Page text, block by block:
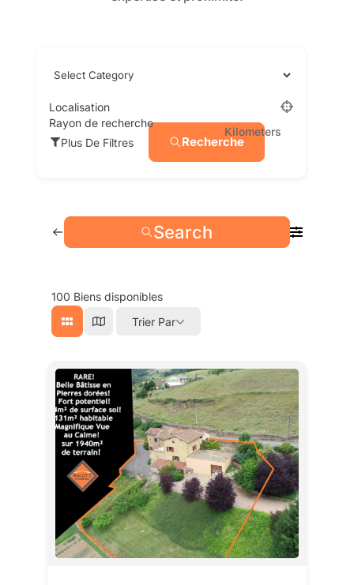
Localisation
Rayon de recherche
Kilometers
Plus De Filtres Recherche
Search
100 Biens disponibles
Trier Par